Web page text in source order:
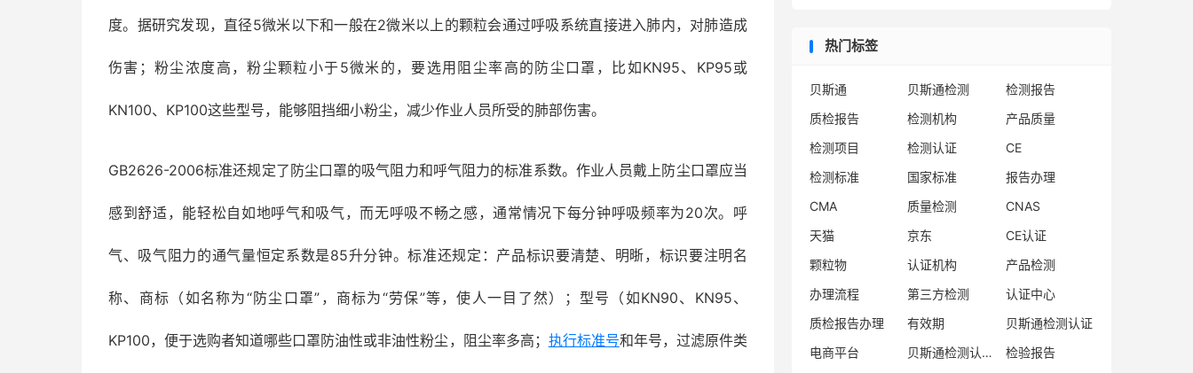
度。据研究发现，直径5微米以下和一般在2微米以上的颗粒会通过呼吸系统直接进入肺内，对肺造成
伤害；粉尘浓度高，粉尘颗粒小于5微米的，要选用阻尘率高的防尘口罩，比如KN95、KP95或
KN100、KP100这些型号，能够阻挡细小粉尘，减少作业人员所受的肺部伤害。
GB2626-2006标准还规定了防尘口罩的吸气阻力和呼气阻力的标准系数。作业人员戴上防尘口罩应当
感到舒适，能轻松自如地呼气和吸气，而无呼吸不畅之感，通常情况下每分钟呼吸频率为20次。呼
气、吸气阻力的通气量恒定系数是85升分钟。标准还规定：产品标识要清楚、明晣，标识要注明名
称、商标（如名称为“防尘口罩”，商标为“劳保”等，使人一目了然）；型号（如KN90、KN95、
KP100，便于选购者知道哪些口罩防油性或非油性粉尘，阻尘率多高； 执行标准号和年号，过滤原件类
热门标签
贝斯通 贝斯通检测
检测报告
质检报告
检测机构
产品质量
检测项目
检测认证
CE
检测标准
国家标准
报告办理
CMA
质量检测
CNAS
天猫
京东
CE认证
颗粒物
认证机构
产品检测
办理流程
第三方检测
认证中心
质检报告办理
有效期
贝斯通检测认证
电商平台
贝斯通检测认证中心
检验报告